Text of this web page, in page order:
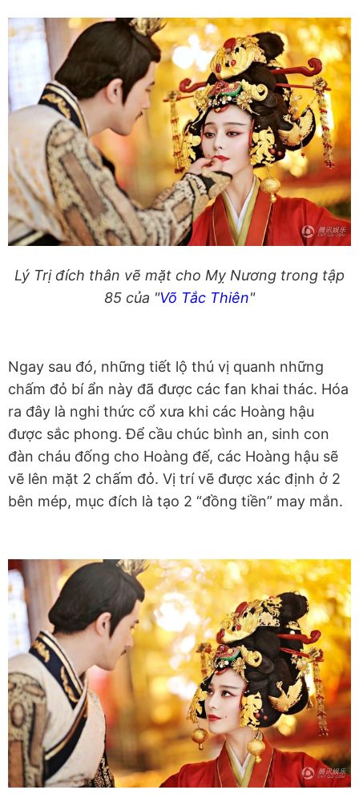
Lý Trị đích thân vẽ mặt cho Mỵ Nương trong tập
85 của "Võ Tắc Thiên"
Ngay sau đó, những tiết lộ thú vị quanh những
chấm đỏ bí ẩn này đã được các fan khai thác. Hóa
ra đây là nghi thức cổ xưa khi các Hoàng hậu
được sắc phong. Để cầu chúc bình an, sinh con
đàn cháu đống cho Hoàng đế, các Hoàng hậu sẽ
vẽ lên mặt 2 chấm đỏ. Vị trí vẽ được xác định ở 2
bên mép, mục đích là tạo 2 “đồng tiền” may mắn.